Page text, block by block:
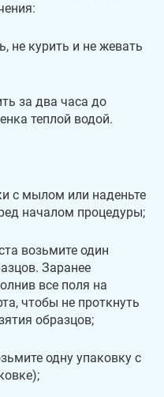
не курить и не жевать
за два часа до
теплой водой.
с мылом или наденьте
началом процедуры;
возьмите один
Заранее
все поля на
чтобы не проткнуть
образцов;
одну упаковку с